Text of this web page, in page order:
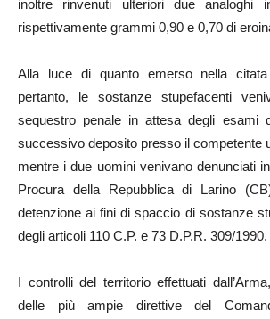
inoltre rinvenuti ulteriori due analoghi
rispettivamente grammi 0,90 e 0,70 di
Alla luce di quanto emerso nella
pertanto, le sostanze stupefacenti
sequestro penale in attesa degli esami
successivo deposito presso il competente
mentre i due uomini venivano denunciati
Procura della Repubblica di Larino
detenzione ai fini di spaccio di sostanze
degli articoli 110 C.P. e 73 D.P.R. 309/1990.
I controlli del territorio effettuati
delle più ampie direttive del